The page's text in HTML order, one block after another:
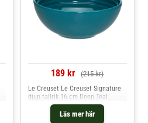
189 kr (215 kr)
Läs mer här
Le Creuset Le Creuset Signature
djup tallrik 16 cm Deep Teal